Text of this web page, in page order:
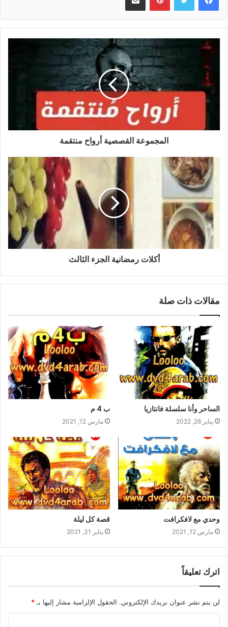
المجموعة القصصية أرواح منتقمة
أكلات رمضانية الجزء الثالث
مقالات ذات صلة
الساحر وأنا سلسلة فانتازيا
يناير 26, 2022
ب 4 م
مارس 12, 2021
وحدي مع لافكرافت
مارس 12, 2021
قصة كل ليلة
يناير 31, 2021
اترك تعليقاً
لن يتم نشر عنوان بريدك الإلكتروني. الحقول الإلزامية مشار إليها بـ *